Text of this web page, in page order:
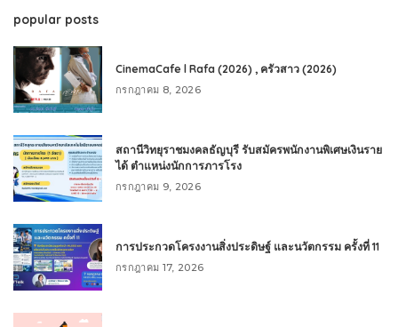
popular posts
CinemaCafe l Rafa (2026) , ครัวสาว (2026)
กรกฎาคม 8, 2026
สถานีวิทยุราชมงคลธัญบุรี รับสมัครพนักงานพิเศษเงินราย
ได้ ตำแหน่งนักการภารโรง
กรกฎาคม 9, 2026
การประกวดโครงงานสิ่งประดิษฐ์ และนวัตกรรม ครั้งที่ 11
กรกฎาคม 17, 2026